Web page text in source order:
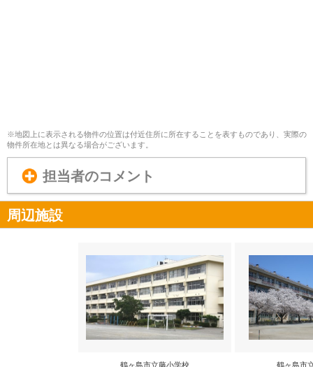
※地図上に表示される物件の位置は付近住所に所在することを表すものであり、実際の
物件所在地とは異なる場合がございます。
担当者のコメント
周辺施設
鶴ヶ島市立藤小学校 鶴ヶ島市